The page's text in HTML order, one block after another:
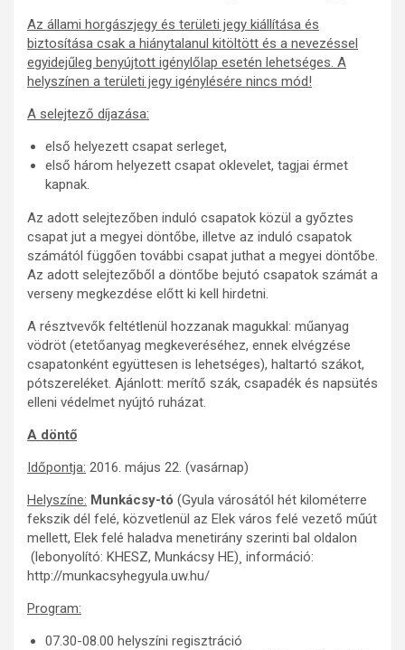
Az állami horgászjegy és területi jegy kiállítása és
biztosítása csak a hiánytalanul kitöltött és a nevezéssel
egyidejűleg benyújtott igénylőlap esetén lehetséges. A
helyszínen a területi jegy igénylésére nincs mód!
A selejtező díjazása:
első helyezett csapat serleget,
első három helyezett csapat oklevelet, tagjai érmet
kapnak.
Az adott selejtezőben induló csapatok közül a győztes
csapat jut a megyei döntőbe, illetve az induló csapatok
számától függően további csapat juthat a megyei döntőbe.
Az adott selejtezőből a döntőbe bejutó csapatok számát a
verseny megkezdése előtt ki kell hirdetni.
A résztvevők feltétlenül hozzanak magukkal: műanyag
vödröt (etetőanyag megkeveréséhez, ennek elvégzése
csapatonként együttesen is lehetséges), haltartó szákot,
pótszereléket. Ajánlott: merítő szák, csapadék és napsütés
elleni védelmet nyújtó ruházat.
A döntő
Időpontja: 2016. május 22. (vasárnap)
Helyszíne: Munkácsy-tó (Gyula városától hét kilométerre
fekszik dél felé, közvetlenül az Elek város felé vezető műút
mellett, Elek felé haladva menetirány szerinti bal oldalon
(lebonyolító: KHESZ, Munkácsy HE)¸ információ:
http://munkacsyhegyula.uw.hu/
Program:
07.30-08.00 helyszíni regisztráció